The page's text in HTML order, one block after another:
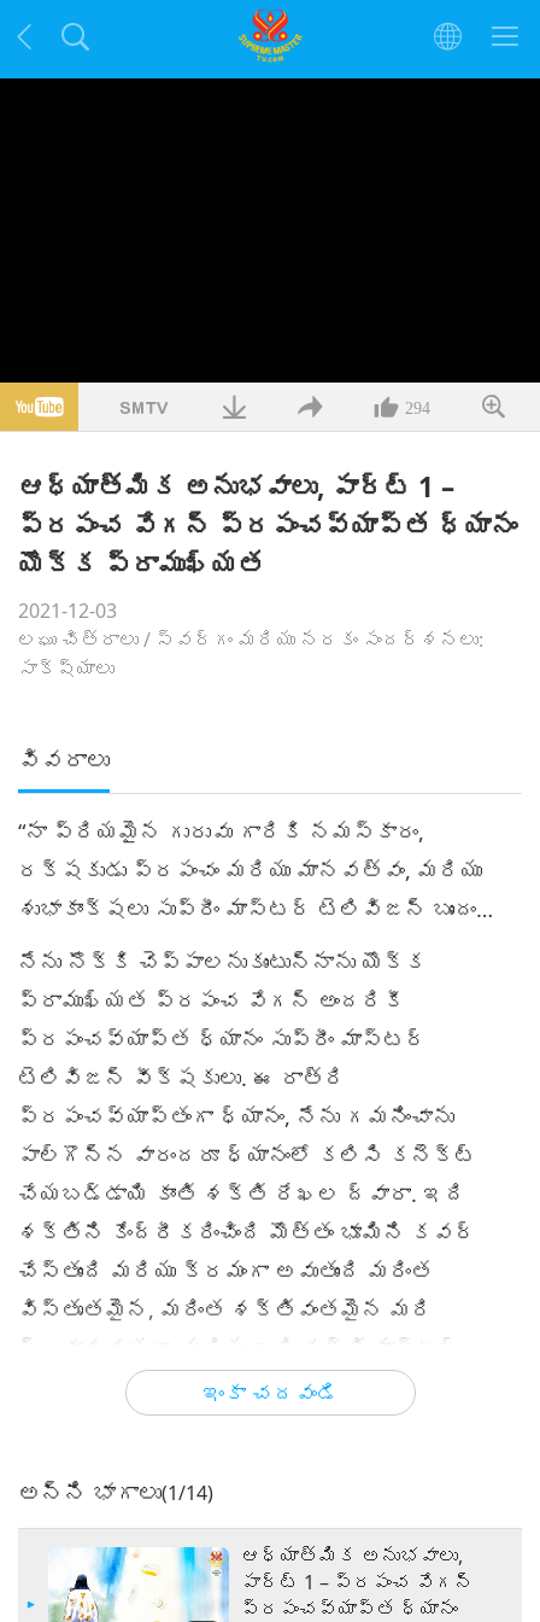
294
ఆధ్యాత్మిక అనుభవాలు, పార్ట్ 1 –
ప్రపంచ వేగన్ ప్రపంచవ్యాప్త ధ్యానం
యొక్క ప్రాముఖ్యత
2021-12-03
లఘు చిత్రాలు/ స్వర్గం మరియు నరకం సందర్శనలు:
సాక్ష్యాలు
వివరాలు
ఇంకా చదవండి
“నా ప్రియమైన గురువు గారికి నమస్కారం,
రక్షకుడు ప్రపంచం మరియు మానవత్వం, మరియు
శుభాకాంక్షలు సుప్రీం మాస్టర్ టెలివిజన్ బృందం…
నేను నొక్కి చెప్పాలనుకుంటున్నాను యొక్క
ప్రాముఖ్యత ప్రపంచ వేగన్ అందరికీ
ప్రపంచవ్యాప్త ధ్యానం సుప్రీం మాస్టర్
టెలివిజన్ వీక్షకులు. ఈ రాత్రి
ప్రపంచవ్యాప్తంగా ధ్యానం, నేను గమనించాను
పాల్గొన్న వారందరూ ధ్యానంలో కలిసి కనెక్ట్
చేయబడ్డాయి కాంతి శక్తి రేఖల ద్వారా. ఇది
శక్తిని కేంద్రీకరించింది మొత్తం భూమిని కవర్
చేస్తుంది మరియు క్రమంగా అవుతుంది మరింత
విస్తృతమైన, మరింత శక్తివంతమైన మరి
ప్రకాశవంతంగా. మరియు ఇది శక్తి మాస్టర్
పవర్ అది ఉద్ధరించే మరియు ప్రపంచాన్ని
శుద్ధి చేయడం.
ఈ ధ్యానంలో, నేను ఇద్దరిని చూశాను పెద్ద నిలువు
విన్నపాలు (అభ్యర్థనలు) ప్రపంచాన్ని
ఉద్ధరించడం కోసం, పైకి వెళ్తున్నది మరియు
అన్ని భాగాలు(1/14)
ఆధ్యాత్మిక అనుభవాలు,
పార్ట్ 1 – ప్రపంచ వేగన్
ప్రపంచవ్యాప్త ధ్యానం